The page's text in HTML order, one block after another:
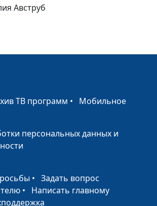
Юлия Авструб
Авструб
ТВ программ • Мобильное
персональных данных и
• Задать вопрос
• Написать главному